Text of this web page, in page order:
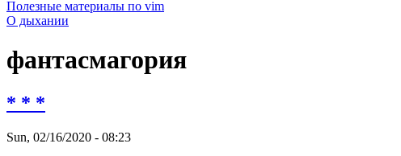
Полезные материалы по vim
О дыхании
фантасмагория
* * *
Sun, 02/16/2020 - 08:23